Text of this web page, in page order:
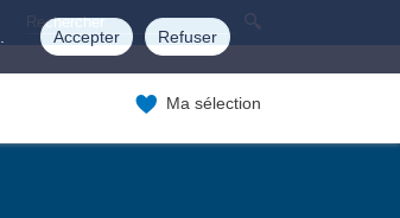
Accepter Refuser
Ma sélection